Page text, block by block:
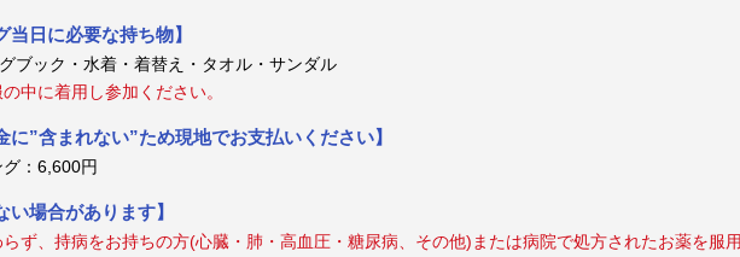
当日に必要な持ち物】
ブック・水着・着替え・タオル・サンダル
中に着用し参加ください。
に”含まれない”ため現地でお支払いください】
：6,600円
い場合があります】
ず、持病をお持ちの方(心臓・肺・高血圧・糖尿病、その他)または病院で処方されたお薬を服